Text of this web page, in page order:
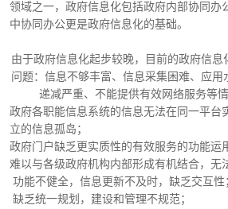
领域之一，政府信息化包括政府内部协同办
中协同办公更是政府信息化的基础。
由于政府信息化起步较晚，目前的政府信息
问题：信息不够丰富、信息采集困难、应用
递减严重、不能提供有效网络服务等
政府各职能信息系统的信息无法在同一平台
立的信息孤岛；
政府门户缺乏更实质性的有效服务的功能运
难以与各级政府机构内部形成有机结合，无
功能不健全，信息更新不及时，缺乏交互性
缺乏统一规划，建设和管理不规范；